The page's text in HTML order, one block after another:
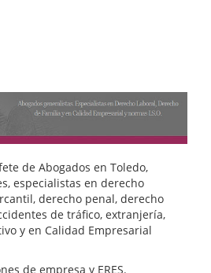
de Abogados en Toledo,
especialistas en derecho
derecho penal, derecho
de tráfico, extranjería,
y en Calidad Empresarial
de empresa y ERES.